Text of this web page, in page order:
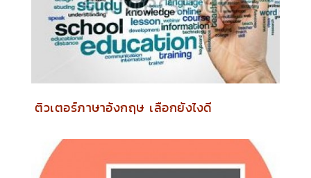
ติวเตอร์ภาษาอังกฤษ เลือกยังไงดี